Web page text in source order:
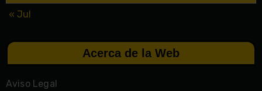
« Jul
Acerca de la Web
Aviso Legal